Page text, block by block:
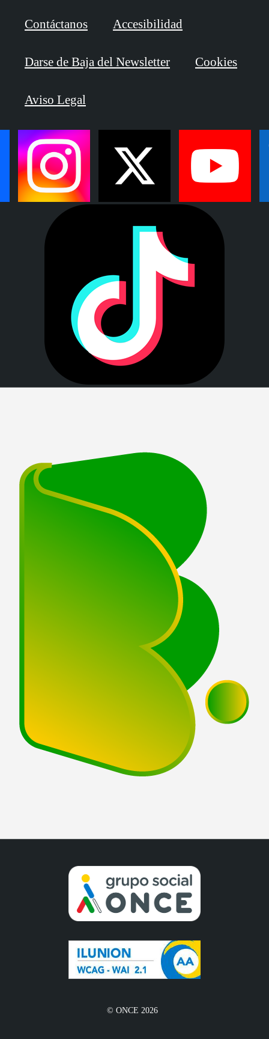
© ONCE 2026
Contáctanos Accesibilidad
Darse de Baja del Newsletter Cookies
Aviso Legal